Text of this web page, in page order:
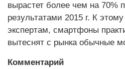
вырастет более чем на 70%
результатами 2015 г. К
экспертам, смартфоны
вытеснят с рынка обычные
Комментарий